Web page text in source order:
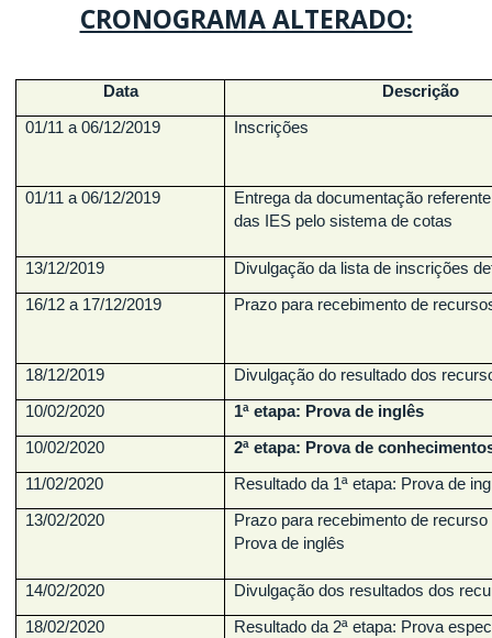
CRONOGRAMA ALTERADO:
Data
Descrição
01/11 a 06/12/2019
Inscrições
01/11 a 06/12/2019
Entrega da documentação
das IES pelo sistema de cotas
13/12/2019
Divulgação da lista de inscrições
16/12 a 17/12/2019
Prazo para recebimento de
18/12/2019
Divulgação do resultado dos
10/02/2020
1ª etapa: Prova de inglês
10/02/2020
2ª etapa: Prova de
11/02/2020
Resultado da 1ª etapa: Prova de
13/02/2020
Prazo para recebimento de recurso
Prova de inglês
14/02/2020
Divulgação dos resultados dos
18/02/2020
Resultado da 2ª etapa: Prova